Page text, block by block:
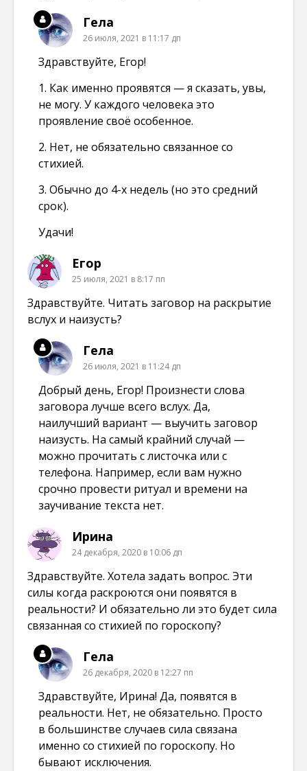
Гела
26 июля, 2021 в 11:17 дп
Здравствуйте, Егор!
1. Как именно проявятся — я сказать, увы,
не могу. У каждого человека это
проявление своё особенное.
2. Нет, не обязательно связанное со
стихией.
3. Обычно до 4-х недель (но это средний
срок).
Удачи!
Егор
25 июля, 2021 в 8:17 пп
Здравствуйте. Читать заговор на раскрытие
вслух и наизусть?
Гела
26 июля, 2021 в 11:24 дп
Добрый день, Егор! Произнести слова
заговора лучше всего вслух. Да,
наилучший вариант — выучить заговор
наизусть. На самый крайний случай —
можно прочитать с листочка или с
телефона. Например, если вам нужно
срочно провести ритуал и времени на
заучивание текста нет.
Ирина
24 декабря, 2020 в 10:06 дп
Здравствуйте. Хотела задать вопрос. Эти
силы когда раскроются они появятся в
реальности? И обязательно ли это будет сила
связанная со стихией по гороскопу?
Гела
26 декабря, 2020 в 12:27 пп
Здравствуйте, Ирина! Да, появятся в
реальности. Нет, не обязательно. Просто
в большинстве случаев сила связана
именно со стихией по гороскопу. Но
бывают исключения.